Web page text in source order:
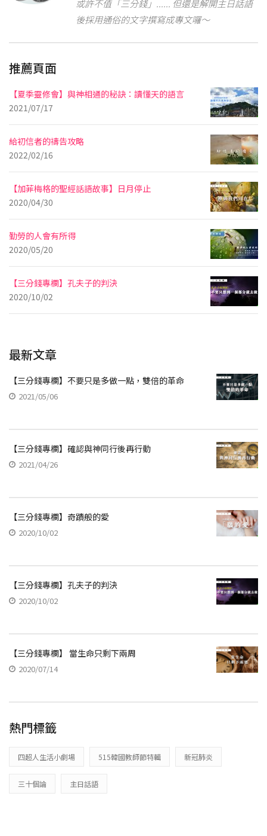
或許不值「三分錢」...... 但還是解開主日話語
後採用通俗的文字撰寫成專文囉～
推薦頁面
【夏季靈修會】與神相通的秘訣：讀懂天的語言
2021/07/17
給初信者的禱告攻略
2022/02/16
【加菲梅格的聖經話語故事】日月停止
2020/04/30
勤勞的人會有所得
2020/05/20
【三分錢專欄】孔夫子的判決
2020/10/02
最新文章
【三分錢專欄】不要只是多做一點，雙倍的革命
2021/05/06
【三分錢專欄】確認與神同行後再行動
2021/04/26
【三分錢專欄】奇蹟般的愛
2020/10/02
【三分錢專欄】孔夫子的判決
2020/10/02
【三分錢專欄】 當生命只剩下兩周
2020/07/14
熱門標籤
四超人生活小劇場 515韓國教師節特輯 新冠肺炎
三十個論 主日話語